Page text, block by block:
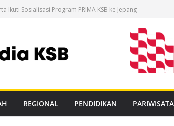
Ikuti Sosialisasi Program PRIMA KSB ke Jepang
Distan KSB Terus Perkuat Edukasi Rabies
dan DPMPTSP KSB Matangkan Layanan PBG Gratis
KSB Tindak Pangkalan LPG Langgar Distribusi
REGIONAL PENDIDIKAN PARIWISATA